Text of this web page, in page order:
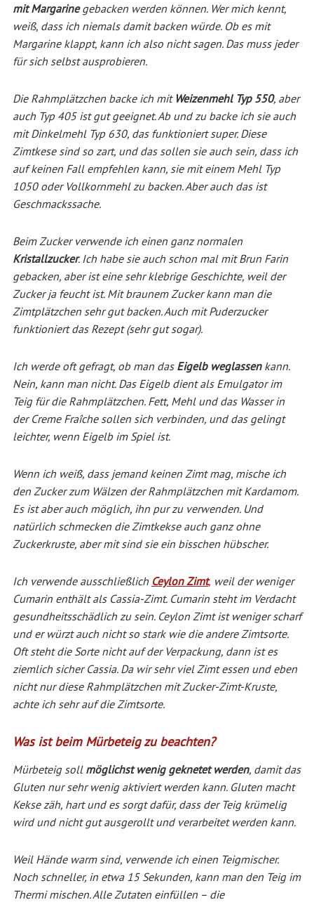
mit Margarinegebacken werden können. Wer mich kennt,
weiß, dass ich niemals damit backen würde. Ob es mit
Margarine klappt, kann ich also nicht sagen. Das muss jeder
für sich selbst ausprobieren.
Die Rahmplätzchen backe ich mit Weizenmehl Typ 550, aber
auch Typ 405 ist gut geeignet. Ab und zu backe ich sie auch
mit Dinkelmehl Typ 630, das funktioniert super. Diese
Zimtkese sind so zart, und das sollen sie auch sein, dass ich
auf keinen Fall empfehlen kann, sie mit einem Mehl Typ
1050 oder Vollkornmehl zu backen. Aber auch das ist
Geschmackssache.
Beim Zucker verwende ich einen ganz normalen
Kristallzucker. Ich habe sie auch schon mal mit Brun Farin
gebacken, aber ist eine sehr klebrige Geschichte, weil der
Zucker ja feucht ist. Mit braunem Zucker kann man die
Zimtplätzchen sehr gut backen. Auch mit Puderzucker
funktioniert das Rezept (sehr gut sogar).
Ich werde oft gefragt, ob man dasEigelb weglassenkann.
Nein, kann man nicht. Das Eigelb dient als Emulgator im
Teig für die Rahmplätzchen. Fett, Mehl und das Wasser in
der Creme Fraîche sollen sich verbinden, und das gelingt
leichter, wenn Eigelb im Spiel ist.
Wenn ich weiß, dass jemand keinen Zimt mag, mische ich
den Zucker zum Wälzen der Rahmplätzchen mit Kardamom.
Es ist aber auch möglich, ihn pur zu verwenden. Und
natürlich schmecken die Zimtkekse auch ganz ohne
Zuckerkruste, aber mit sind sie ein bisschen hübscher.
Ich verwende ausschließlich Ceylon Zimt, weil der weniger
Cumarin enthält als Cassia-Zimt. Cumarin steht im Verdacht
gesundheitsschädlich zu sein. Ceylon Zimt ist weniger scharf
und er würzt auch nicht so stark wie die andere Zimtsorte.
Oft steht die Sorte nicht auf der Verpackung, dann ist es
ziemlich sicher Cassia. Da wir sehr viel Zimt essen und eben
nicht nur diese Rahmplätzchen mit Zucker-Zimt-Kruste,
achte ich sehr auf die Zimtsorte.
Was ist beim Mürbeteig zu beachten?
Mürbeteig soll möglichst wenig geknetet werden, damit das
Gluten nur sehr wenig aktiviert werden kann. Gluten macht
Kekse zäh, hart und es sorgt dafür, dass der Teig krümelig
wird und nicht gut ausgerollt und verarbeitet werden kann.
Weil Hände warm sind, verwende ich einen Teigmischer.
Noch schneller, in etwa 15 Sekunden, kann man den Teig im
Thermi mischen. Alle Zutaten einfüllen – die